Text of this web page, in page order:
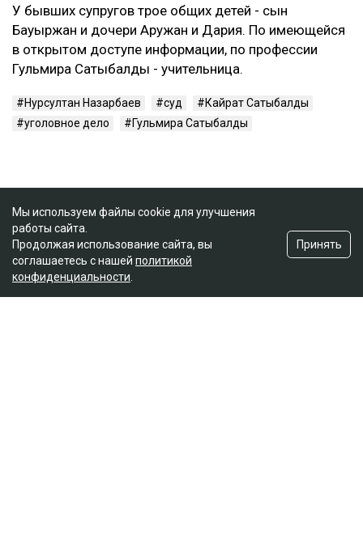
У бывших супругов трое общих детей - сын
Бауыржан и дочери Аружан и Дария. По имеющейся
в открытом доступе информации, по профессии
Гульмира Сатыбалды - учительница.
Нурсултан Назарбаев суд
Кайрат Сатыбалды
уголовное дело
Гульмира Сатыбалды
Мы используем файлы cookie для улучшения
работы сайта.
Продолжая использование сайта, вы
соглашаетесь с нашей политикой
конфиденциальности
Принять